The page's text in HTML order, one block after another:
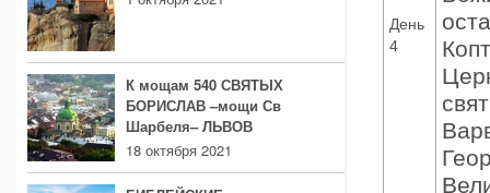
День
4
К мощам 540 СВЯТЫХ
БОРИСЛАВ –мощи Св
Шарбеля– ЛЬВОВ
18 октября 2021